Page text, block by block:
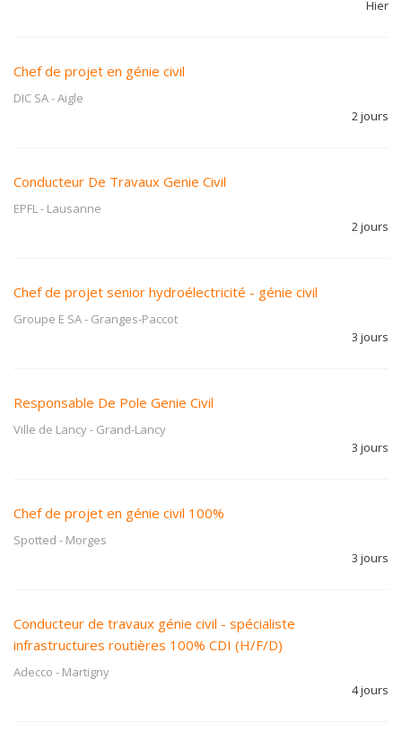
Hier
Chef de projet en génie civil
DIC SA-Aigle
2 jours
Conducteur De Travaux Genie Civil
EPFL- Lausanne
2 jours
Chef de projet senior hydroélectricité - génie civil
Groupe E SA- Granges-Paccot
3 jours
Responsable De Pole Genie Civil
Ville de Lancy- Grand-Lancy
3 jours
Chef de projet en génie civil 100%
Spotted - Morges
3 jours
Conducteur de travaux génie civil - spécialiste
infrastructures routières 100% CDI (H/F/D)
Adecco - Martigny
4 jours